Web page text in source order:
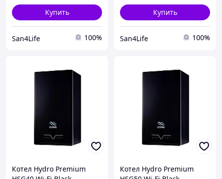
Купить
San4Life 100%
Купить
San4Life 100%
Котел Hydro Premium
Котел Hydro Premium